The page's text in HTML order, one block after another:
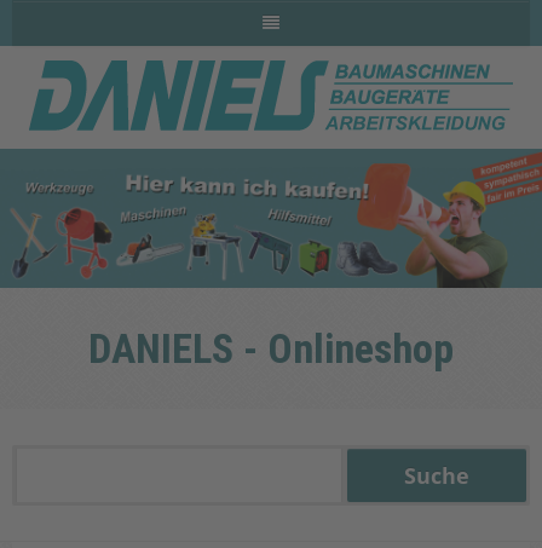
DANIELS - Onlineshop